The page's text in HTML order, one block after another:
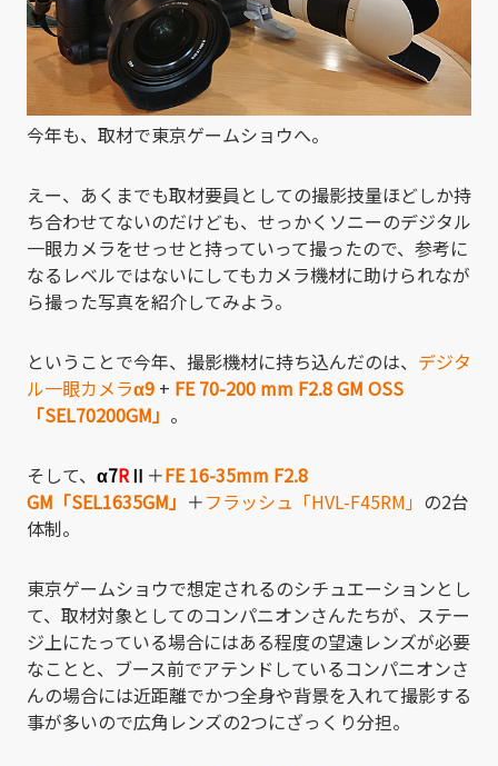
今年も、取材で東京ゲームショウへ。
えー、あくまでも取材要員としての撮影技量ほどしか持
ち合わせてないのだけども、せっかくソニーのデジタル
一眼カメラをせっせと持っていって撮ったので、参考に
なるレベルではないにしてもカメラ機材に助けられなが
ら撮った写真を紹介してみよう。
ということで今年、撮影機材に持ち込んだのは、 デジタ
ル一眼カメラα9 + FE 70-200 mm F2.8 GM OSS
「SEL70200GM」 。
そして、 α7RⅡ ＋FE 16-35mm F2.8
GM「SEL1635GM」 ＋フラッシュ「HVL-F45RM」 の2台
体制。
東京ゲームショウで想定されるのシチュエーションとし
て、取材対象としてのコンパニオンさんたちが、ステー
ジ上にたっている場合にはある程度の望遠レンズが必要
なことと、ブース前でアテンドしているコンパニオンさ
んの場合には近距離でかつ全身や背景を入れて撮影する
事が多いので広角レンズの2つにざっくり分担。